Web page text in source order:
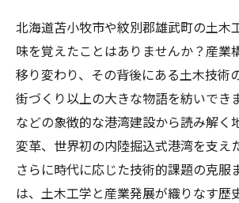
北海道苫小牧市や紋別郡雄武町の土木
味を覚えたことはありませんか？産業
移り変わり、その背後にある土木技術
街づくり以上の大きな物語を紡いでき
などの象徴的な港湾建設から読み解く
変革、世界初の内陸掘込式港湾を支え
さらに時代に応じた技術的課題の克
は、土木工学と産業発展が織りなす歴